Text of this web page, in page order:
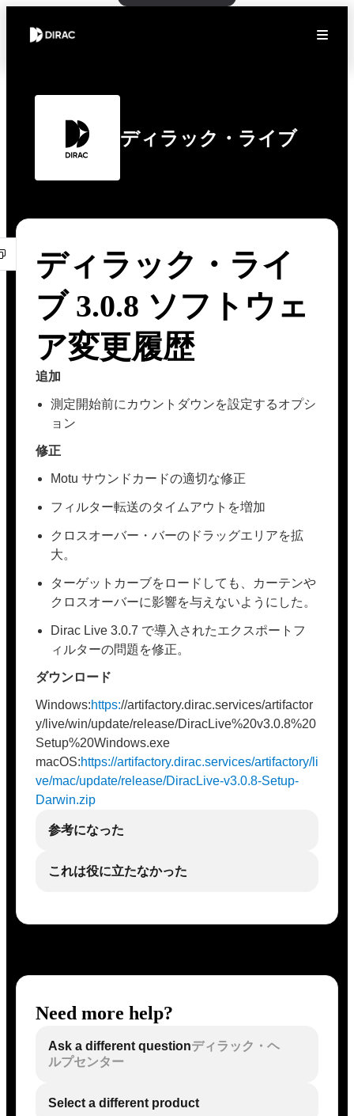
ディラック・ライブ
ディラック・ライ
ブ 3.0.8 ソフトウェ
ア変更履歴
追加
測定開始前にカウントダウンを設定するオプシ
ョン
修正
Motu サウンドカードの適切な修正
フィルター転送のタイムアウトを増加
クロスオーバー・バーのドラッグエリアを拡
大。
ターゲットカーブをロードしても、カーテンや
クロスオーバーに影響を与えないようにした。
Dirac Live 3.0.7 で導入されたエクスポートフ
ィルターの問題を修正。
ダウンロード
Windows:https://artifactory.dirac.services/artifactor
y/live/win/update/release/DiracLive%20v3.0.8%20
Setup%20Windows.exe
macOS:https://artifactory.dirac.services/artifactory/li
ve/mac/update/release/DiracLive-v3.0.8-Setup-
Darwin.zip
参考になった
これは役に立たなかった
Need more help?
Ask a different questionディラック・ヘ
ルプセンター
Select a different product